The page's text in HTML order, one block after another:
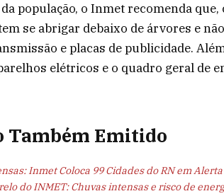
população, o Inmet recomenda
se abrigar debaixo de árvores e
e placas de publicidade.
elétricos e o quadro geral de
Também Emitido
Inmet Coloca 99 Cidades do RN em
do INMET: Chuvas intensas e risco de